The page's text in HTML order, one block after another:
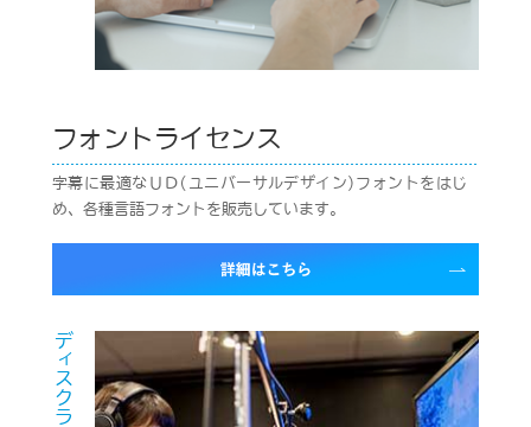
フォントライセンス
字幕に最適なＵＤ(ユニバーサルデザイン)フォントをはじ
め、各種言語フォントを販売しています。
ディスクラ